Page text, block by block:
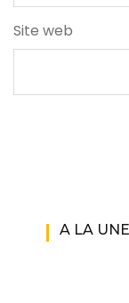
Site web
A LA UNE